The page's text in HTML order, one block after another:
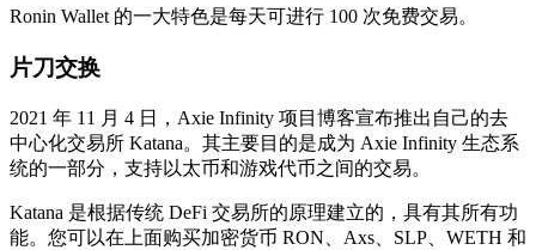
Ronin Wallet 的一大特色是每天可进行 100 次免费交易。
片刀交换
2021 年 11 月 4 日，Axie Infinity 项目博客宣布推出自己的去
中心化交易所 Katana。其主要目的是成为 Axie Infinity 生态系
统的一部分，支持以太币和游戏代币之间的交易。
Katana 是根据传统 DeFi 交易所的原理建立的，具有其所有功
能。您可以在上面购买加密货币 RON、Axs、SLP、WETH 和